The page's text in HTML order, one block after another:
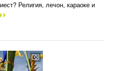
Религия, лечон, караоке и